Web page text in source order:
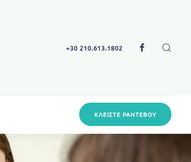
+30 210.613.1802
ΚΛΕΊΣΤΕ ΡΑΝΤΕΒΟΎ